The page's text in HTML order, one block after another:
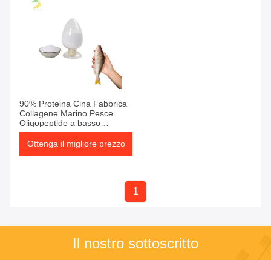
Partita 1
Prodotti
90% Proteina Cina Fabbrica
Collagene Marino Pesce
Oligopeptide a basso
contenuto di peptidi Polvere
Ottenga il migliore prezzo
1
Il nostro sottoscritto